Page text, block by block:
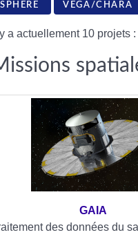
SPHERE VEGA/CHARA
a actuellement 10 projets :
GAIA
des données du